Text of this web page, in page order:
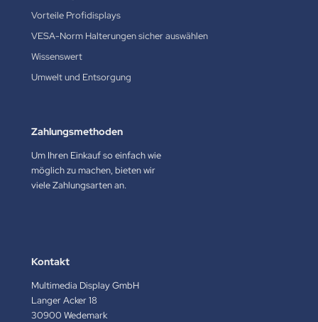
Vorteile Profidisplays
VESA-Norm Halterungen sicher auswählen
Wissenswert
Umwelt und Entsorgung
Zahlungsmethoden
Um Ihren Einkauf so einfach wie
möglich zu machen, bieten wir
viele Zahlungsarten an.
Kontakt
Multimedia Display GmbH
Langer Acker 18
30900 Wedemark